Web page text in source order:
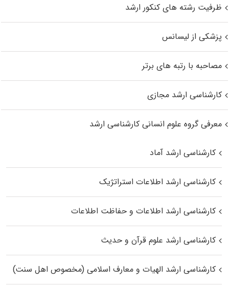
ظرفیت رشته های کنکور ارشد
پزشکی از لیسانس
مصاحبه با رتبه های برتر
کارشناسی ارشد مجازی
معرفی گروه علوم انسانی کارشناسی ارشد
کارشناسی ارشد آماد
کارشناسی ارشد اطلاعات استراتژیک
کارشناسی ارشد اطلاعات و حفاظت اطلاعات
کارشناسی ارشد علوم قرآن و حدیث
کارشناسی ارشد الهیات و معارف اسلامی (مخصوص اهل سنت)